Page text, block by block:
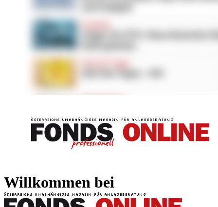
Willkommen bei